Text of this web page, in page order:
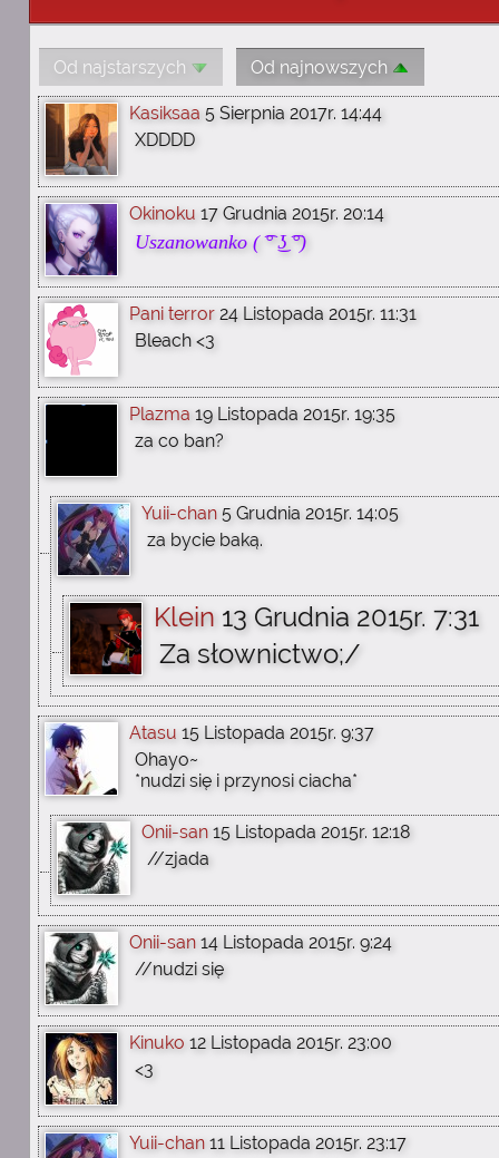
Od najstarszych Od najnowszych
Kasiksaa 5 Sierpnia 2017r. 14:44
XDDDD
Okinoku 17 Grudnia 2015r. 20:14
Uszanowanko ( ͡° ͜ʖ ͡°)
Pani terror 24 Listopada 2015r. 11:31
Bleach <3
Plazma 19 Listopada 2015r. 19:35
za co ban?
Yuii-chan 5 Grudnia 2015r. 14:05
za bycie baką.
Klein 13 Grudnia 2015r. 7:31
Za słownictwo;/
Atasu 15 Listopada 2015r. 9:37
Ohayo~
*nudzi się i przynosi ciacha*
Onii-san 15 Listopada 2015r. 12:18
//zjada
Onii-san 14 Listopada 2015r. 9:24
//nudzi się
Kinuko 12 Listopada 2015r. 23:00
<3
Yuii-chan 11 Listopada 2015r. 23:17